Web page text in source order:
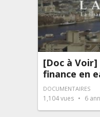
[Doc à Voir]
finance en
DOCUMENTAIRES
1,104vues 6